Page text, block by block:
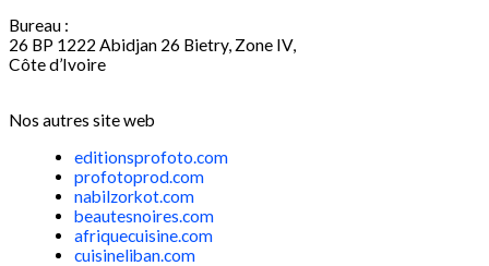
Bureau :
26 BP 1222 Abidjan 26 Bietry, Zone IV,
Côte d’Ivoire
Nos autres site web
editionsprofoto.com
profotoprod.com
nabilzorkot.com
beautesnoires.com
afriquecuisine.com
cuisineliban.com